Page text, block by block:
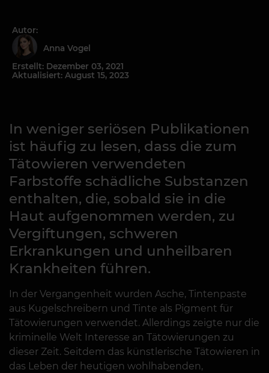
Autor:
Anna Vogel
Erstellt: Dezember 03, 2021
Aktualisiert: August 15, 2023
In weniger seriösen Publikationen
ist häufig zu lesen, dass die zum
Tätowieren verwendeten
Farbstoffe schädliche Substanzen
enthalten, die, sobald sie in die
Haut aufgenommen werden, zu
Vergiftungen, schweren
Erkrankungen und unheilbaren
Krankheiten führen.
In der Vergangenheit wurden Asche, Tintenpaste
aus Kugelschreibern und Tinte als Pigment für
Tätowierungen verwendet. Allerdings zeigte nur die
kriminelle Welt Interesse an Tätowierungen zu
dieser Zeit. Seitdem das künstlerische Tätowieren in
das Leben der heutigen wohlhabenden,